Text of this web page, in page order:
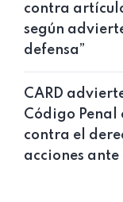
contra
según
defensa”
CARD
Código Penal
contra el
acciones